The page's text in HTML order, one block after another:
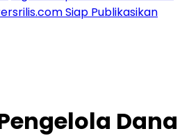
Siap Publikasikan
Dana